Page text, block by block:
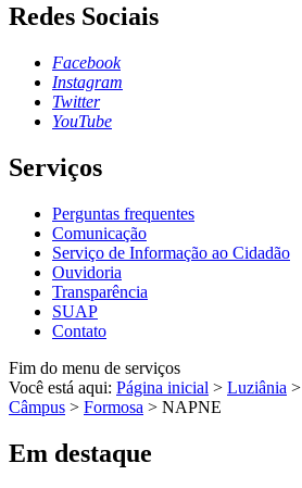
Redes Sociais
Facebook
Instagram
Twitter
YouTube
Serviços
Perguntas frequentes
Comunicação
Serviço de Informação ao Cidadão
Ouvidoria
Transparência
SUAP
Contato
Fim do menu de serviços
Você está aqui: Página inicial > Luziânia >
Câmpus > Formosa > NAPNE
Em destaque